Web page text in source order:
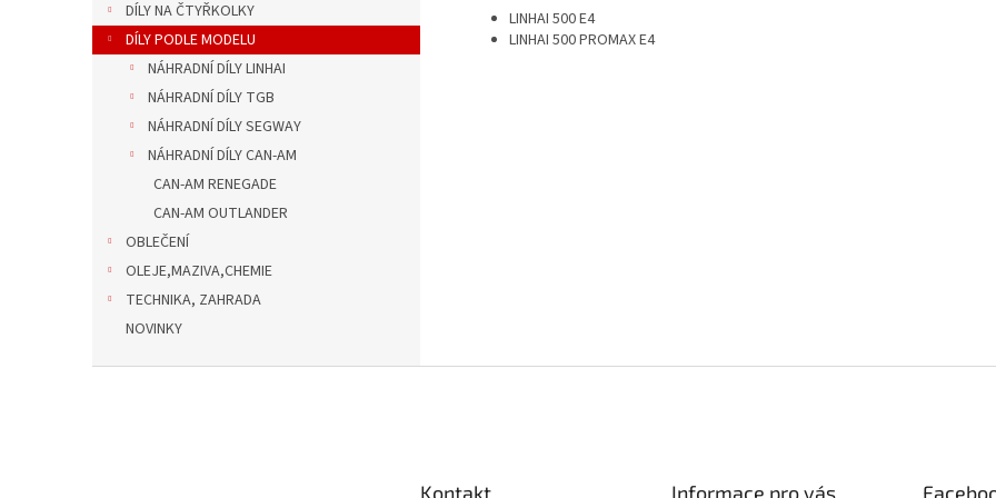
DÍLY NA ČTYŘKOLKY
DÍLY PODLE MODELU
NÁHRADNÍ DÍLY LINHAI
NÁHRADNÍ DÍLY TGB
NÁHRADNÍ DÍLY SEGWAY
NÁHRADNÍ DÍLY CAN-AM
CAN-AM RENEGADE
CAN-AM OUTLANDER
OBLEČENÍ
OLEJE,MAZIVA,CHEMIE
TECHNIKA, ZAHRADA
NOVINKY
LINHAI 500 E4
LINHAI 500 PROMAX E4
Kontakt Informace pro vás